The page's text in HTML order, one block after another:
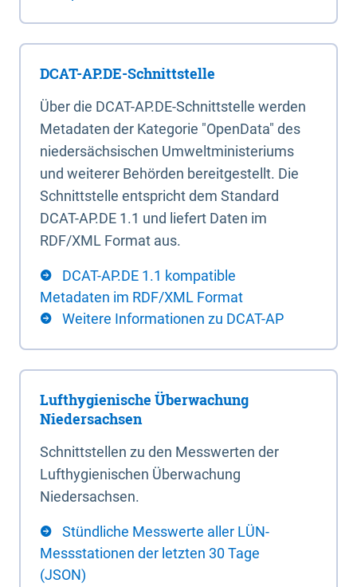
DCAT-AP.DE-Schnittstelle
Über die DCAT-AP.DE-Schnittstelle werden
Metadaten der Kategorie "OpenData" des
niedersächsischen Umweltministeriums
und weiterer Behörden bereitgestellt. Die
Schnittstelle entspricht dem Standard
DCAT-AP.DE 1.1 und liefert Daten im
RDF/XML Format aus.
DCAT-AP.DE 1.1 kompatible
Metadaten im RDF/XML Format
Weitere Informationen zu DCAT-AP
Lufthygienische Überwachung
Niedersachsen
Schnittstellen zu den Messwerten der
Lufthygienischen Überwachung
Niedersachsen.
Stündliche Messwerte aller LÜN-
Messstationen der letzten 30 Tage
(JSON)